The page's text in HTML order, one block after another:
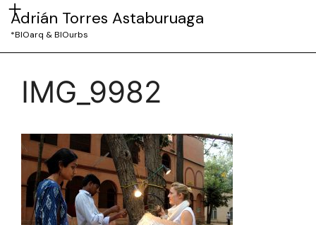
Adrián Torres Astaburuaga
*BIOarq & BIOurbs
IMG_9982